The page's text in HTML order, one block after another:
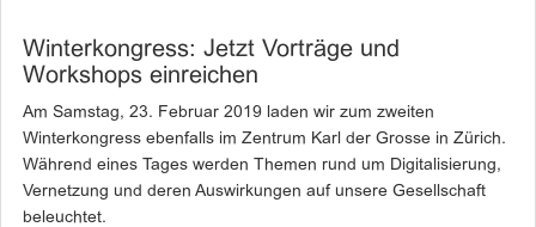
Winterkongress: Jetzt Vorträge und
Workshops einreichen
Am Samstag, 23. Februar 2019 laden wir zum zweiten
Winterkongress ebenfalls im Zentrum Karl der Grosse in Zürich.
Während eines Tages werden Themen rund um Digitalisierung,
Vernetzung und deren Auswirkungen auf unsere Gesellschaft
beleuchtet.